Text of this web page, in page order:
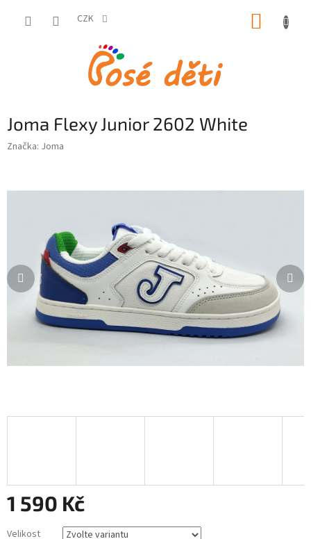
CZK
Joma Flexy Junior 2602 White
Značka: Joma
1 590 Kč
Velikost